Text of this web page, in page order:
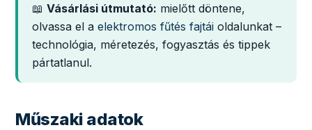
📖 Vásárlási útmutató: mielőtt döntene,
olvassa el a elektromos fűtés fajtái oldalunkat –
technológia, méretezés, fogyasztás és tippek
pártatlanul.
Műszaki adatok